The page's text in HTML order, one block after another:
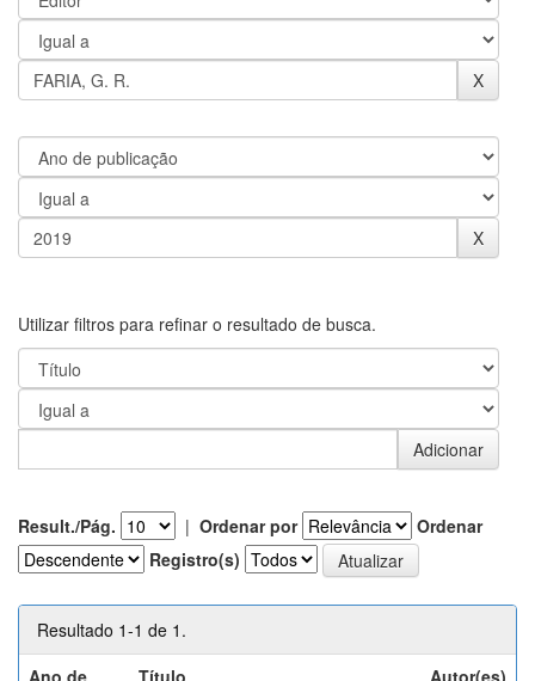
Utilizar filtros para refinar o resultado de busca.
Result./Pág. | Ordenar por
Ordenar
Registro(s)
Resultado 1-1 de 1.
Ano de
Título Autor(es)